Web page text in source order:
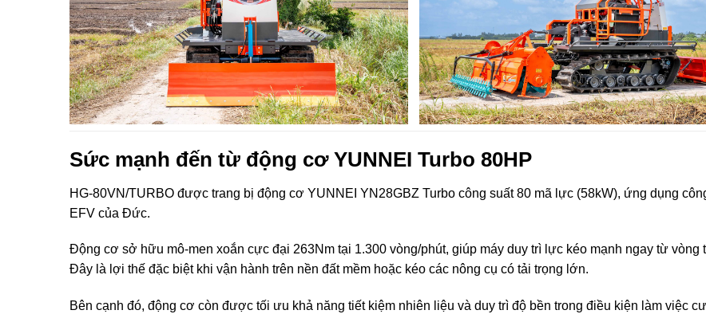
Sức mạnh đến từ động cơ YUNNEI Turbo 80HP
HG-80VN/TURBO được trang bị động cơ YUNNEI YN28GBZ Turbo công suất 80 mã lực (58kW), ứng dụng
EFV của Đức.
Động cơ sở hữu mô-men xoắn cực đại 263Nm tại 1.300 vòng/phút, giúp máy duy trì lực kéo mạnh ngay từ vòng
Đây là lợi thế đặc biệt khi vận hành trên nền đất mềm hoặc kéo các nông cụ có tải trọng lớn.
Bên cạnh đó, động cơ còn được tối ưu khả năng tiết kiệm nhiên liệu và duy trì độ bền trong điều kiện làm việc